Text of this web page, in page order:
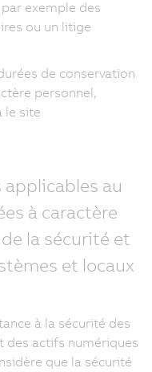
exemple des
ou un litige
de conservation
personnel,
le site
applicables au
à caractère
la sécurité et
et locaux
à la sécurité des
des actifs numériques
que la sécurité